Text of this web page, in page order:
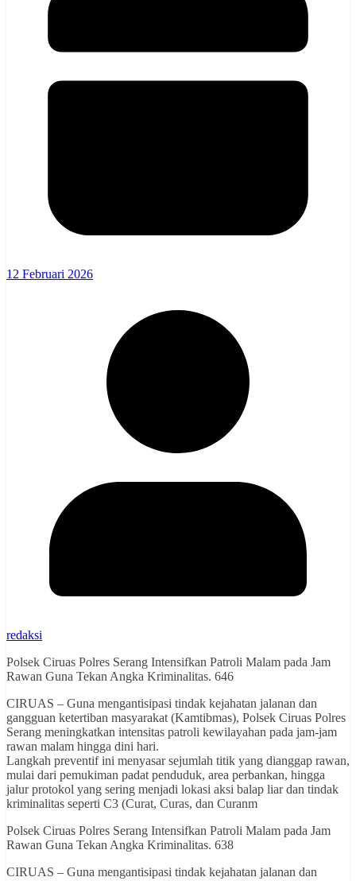
12 Februari 2026
redaksi
Polsek Ciruas Polres Serang Intensifkan Patroli Malam pada Jam
Rawan Guna Tekan Angka Kriminalitas. 646
CIRUAS – Guna mengantisipasi tindak kejahatan jalanan dan
gangguan ketertiban masyarakat (Kamtibmas), Polsek Ciruas Polres
Serang meningkatkan intensitas patroli kewilayahan pada jam-jam
rawan malam hingga dini hari.
Langkah preventif ini menyasar sejumlah titik yang dianggap rawan,
mulai dari pemukiman padat penduduk, area perbankan, hingga
jalur protokol yang sering menjadi lokasi aksi balap liar dan tindak
kriminalitas seperti C3 (Curat, Curas, dan Curanm
Polsek Ciruas Polres Serang Intensifkan Patroli Malam pada Jam
Rawan Guna Tekan Angka Kriminalitas. 638
CIRUAS – Guna mengantisipasi tindak kejahatan jalanan dan